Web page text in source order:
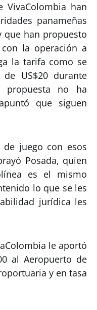
VivaColombia han
panameñas
que han propuesto
la operación a
la tarifa como se
US$20 durante
no ha
que siguen
juego con esos
Posada, quien
es el mismo
lo que se les
jurídica les
le aportó
al Aeropuerto de
y en tasa